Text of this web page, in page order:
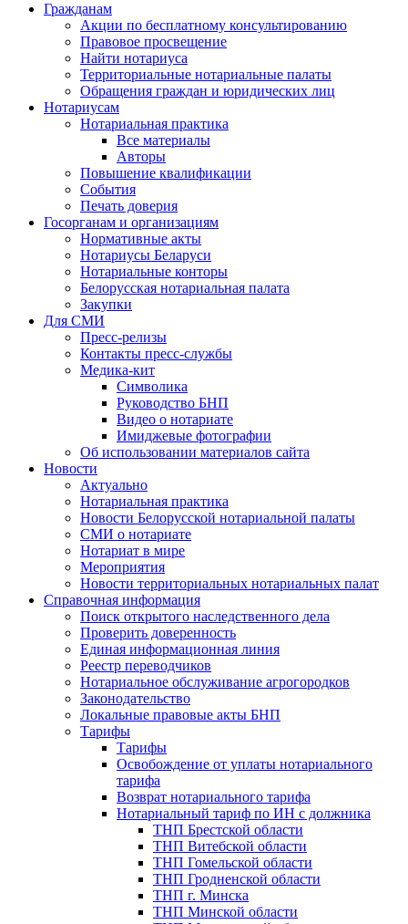
Гражданам
Акции по бесплатному консультированию
Правовое просвещение
Найти нотариуса
Территориальные нотариальные палаты
Обращения граждан и юридических лиц
Нотариусам
Нотариальная практика
Все материалы
Авторы
Повышение квалификации
События
Печать доверия
Госорганам и организациям
Нормативные акты
Нотариусы Беларуси
Нотариальные конторы
Белорусская нотариальная палата
Закупки
Для СМИ
Пресс-релизы
Контакты пресс-службы
Медика-кит
Символика
Руководство БНП
Видео о нотариате
Имиджевые фотографии
Об использовании материалов сайта
Новости
Актуально
Нотариальная практика
Новости Белорусской нотариальной палаты
СМИ о нотариате
Нотариат в мире
Мероприятия
Новости территориальных нотариальных палат
Справочная информация
Поиск открытого наследственного дела
Проверить доверенность
Единая информационная линия
Реестр переводчиков
Нотариальное обслуживание агрогородков
Законодательство
Локальные правовые акты БНП
Тарифы
Тарифы
Освобождение от уплаты нотариального
тарифа
Возврат нотариального тарифа
Нотариальный тариф по ИН с должника
ТНП Брестской области
ТНП Витебской области
ТНП Гомельской области
ТНП Гродненской области
ТНП г. Минска
ТНП Минской области